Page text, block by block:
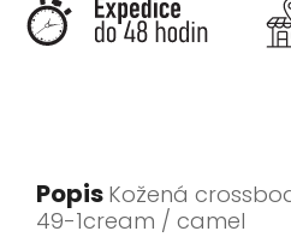
Popis Kožená
49-1cream / camel